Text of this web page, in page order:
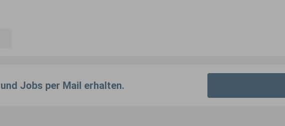
Jobs per Mail erhalten.